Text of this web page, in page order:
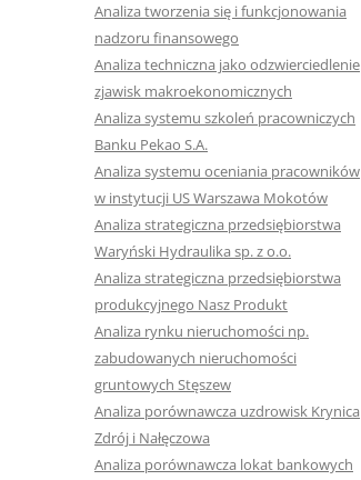
KSIĄŻKI, KTÓRE POMOGĄ CI
NAPISAĆ PRACĘ DYPLOMOWĄ
JAK PRZYGOTOWAĆ SIĘ DO
USTNEGO EGZAMINU
DYPLOMOWEGO?
HIPOTEZY W PRACACH
DYPLOMOWYCH
JAK PRZYGOTOWAĆ SIĘ DO
OBRONY PRACY DYPLOMOWEJ
Analiza tworzenia się i funkcjonowania
nadzoru finansowego
Analiza techniczna jako odzwierciedlenie
zjawisk makroekonomicznych
Analiza systemu szkoleń pracowniczych
Banku Pekao S.A.
Analiza systemu oceniania pracowników
w instytucji US Warszawa Mokotów
Analiza strategiczna przedsiębiorstwa
Waryński Hydraulika sp. z o.o.
Analiza strategiczna przedsiębiorstwa
produkcyjnego Nasz Produkt
Analiza rynku nieruchomości np.
zabudowanych nieruchomości
gruntowych Stęszew
Analiza porównawcza uzdrowisk Krynica
Zdrój i Nałęczowa
Analiza porównawcza lokat bankowych